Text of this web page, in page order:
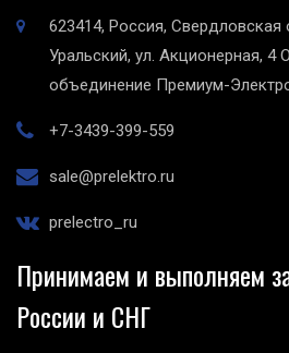
623414, Россия, Свердловская
Уральский, ул. Акционерная, 4
объединение Премиум-
+7-3439-399-559
sale@prelektro.ru
prelectro_ru
Принимаем и выполняем
России и СНГ